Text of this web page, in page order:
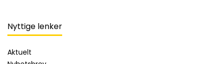
Nyttige lenker
Aktuelt